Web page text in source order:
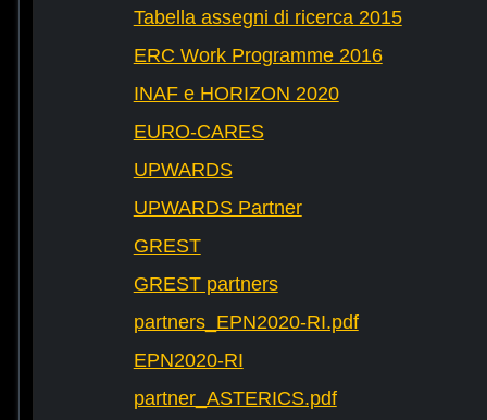
Tabella assegni di ricerca 2015
ERC Work Programme 2016
INAF e HORIZON 2020
EURO-CARES
UPWARDS
UPWARDS Partner
GREST
GREST partners
partners_EPN2020-RI.pdf
EPN2020-RI
partner_ASTERICS.pdf